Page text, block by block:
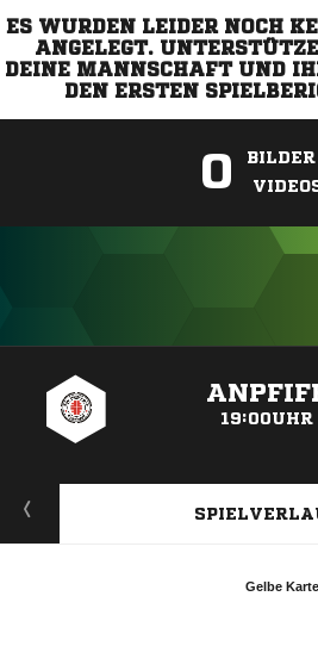
ES WURDEN LEIDER NOCH
ANGELEGT.
DEINE MANNSCHAFT UND
DEN ERSTEN
0
19:00UHR
Gelbe Karte